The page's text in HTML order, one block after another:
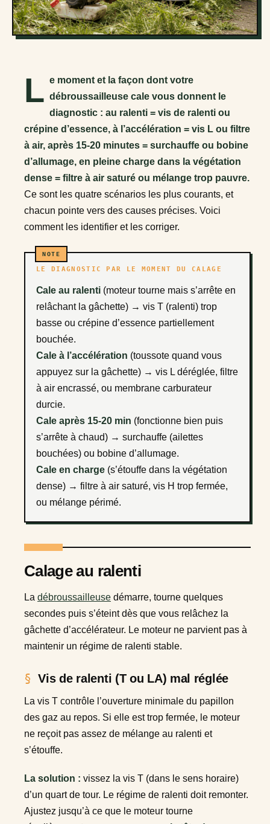
L
e moment et la façon dont votre
débroussailleuse cale vous donnent le
diagnostic : au ralenti = vis de ralenti ou
crépine d’essence, à l’accélération = vis L ou filtre
à air, après 15-20 minutes = surchauffe ou bobine
d’allumage, en pleine charge dans la végétation
dense = filtre à air saturé ou mélange trop pauvre.
Ce sont les quatre scénarios les plus courants, et
chacun pointe vers des causes précises. Voici
comment les identifier et les corriger.
LE DIAGNOSTIC PAR LE MOMENT DU CALAGE
Cale au ralenti (moteur tourne mais s’arrête en
relâchant la gâchette) → vis T (ralenti) trop
basse ou crépine d’essence partiellement
bouchée.
Cale à l’accélération (toussote quand vous
appuyez sur la gâchette) → vis L déréglée, filtre
à air encrassé, ou membrane carburateur
durcie.
Cale après 15-20 min (fonctionne bien puis
s’arrête à chaud) → surchauffe (ailettes
bouchées) ou bobine d’allumage.
Cale en charge (s’étouffe dans la végétation
dense) → filtre à air saturé, vis H trop fermée,
ou mélange périmé.
Calage au ralenti
La débroussailleuse démarre, tourne quelques
secondes puis s’éteint dès que vous relâchez la
gâchette d’accélérateur. Le moteur ne parvient pas à
maintenir un régime de ralenti stable.
Vis de ralenti (T ou LA) mal réglée
La vis T contrôle l’ouverture minimale du papillon
des gaz au repos. Si elle est trop fermée, le moteur
ne reçoit pas assez de mélange au ralenti et
s’étouffe.
La solution : vissez la vis T (dans le sens horaire)
d’un quart de tour. Le régime de ralenti doit remonter.
Ajustez jusqu’à ce que le moteur tourne